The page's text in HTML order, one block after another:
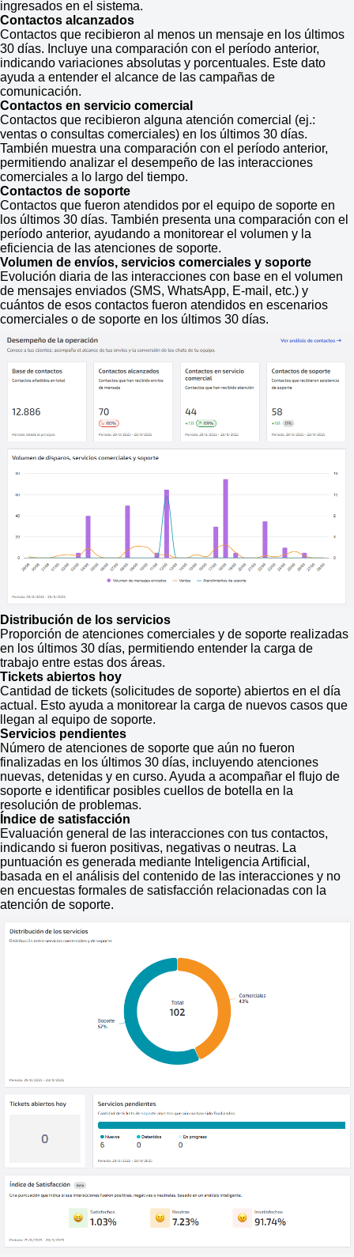
ingresados en el sistema.
Contactos alcanzados
Contactos que recibieron al menos un mensaje en los últimos
30 días. Incluye una comparación con el período anterior,
indicando variaciones absolutas y porcentuales. Este dato
ayuda a entender el alcance de las campañas de
comunicación.
Contactos en servicio comercial
Contactos que recibieron alguna atención comercial (ej.:
ventas o consultas comerciales) en los últimos 30 días.
También muestra una comparación con el período anterior,
permitiendo analizar el desempeño de las interacciones
comerciales a lo largo del tiempo.
Contactos de soporte
Contactos que fueron atendidos por el equipo de soporte en
los últimos 30 días. También presenta una comparación con el
período anterior, ayudando a monitorear el volumen y la
eficiencia de las atenciones de soporte.
Volumen de envíos, servicios comerciales y soporte
Evolución diaria de las interacciones con base en el volumen
de mensajes enviados (SMS, WhatsApp, E-mail, etc.) y
cuántos de esos contactos fueron atendidos en escenarios
comerciales o de soporte en los últimos 30 días.
Distribución de los servicios
Proporción de atenciones comerciales y de soporte realizadas
en los últimos 30 días, permitiendo entender la carga de
trabajo entre estas dos áreas.
Tickets abiertos hoy
Cantidad de tickets (solicitudes de soporte) abiertos en el día
actual. Esto ayuda a monitorear la carga de nuevos casos que
llegan al equipo de soporte.
Servicios pendientes
Número de atenciones de soporte que aún no fueron
finalizadas en los últimos 30 días, incluyendo atenciones
nuevas, detenidas y en curso. Ayuda a acompañar el flujo de
soporte e identificar posibles cuellos de botella en la
resolución de problemas.
Índice de satisfacción
Evaluación general de las interacciones con tus contactos,
indicando si fueron positivas, negativas o neutras. La
puntuación es generada mediante Inteligencia Artificial,
basada en el análisis del contenido de las interacciones y no
en encuestas formales de satisfacción relacionadas con la
atención de soporte.